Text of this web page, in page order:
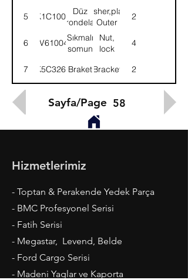
5 K1C1005
Düz
rondela
Washer,plain-
Outer
2
6 NV610041
Sıkmalı
somun
Nut,
lock
4
7 K5C3267BraketBracket 2
Sayfa/Page 58
Hizmetlerimiz
- Toptan & Perakende Yedek Parça
- BMC Profesyonel Serisi
- Fatih Serisi
- Megastar, Levend, Belde
- Ford Cargo Serisi
- Madeni Yaglar ve Kaporta